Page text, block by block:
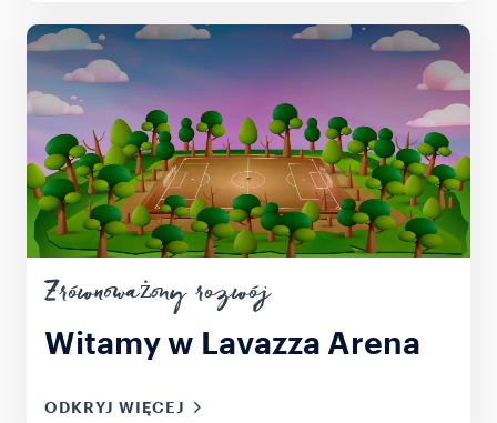
Zrównoważony rozwój
Witamy w Lavazza Arena
ODKRYJ WIĘCEJ